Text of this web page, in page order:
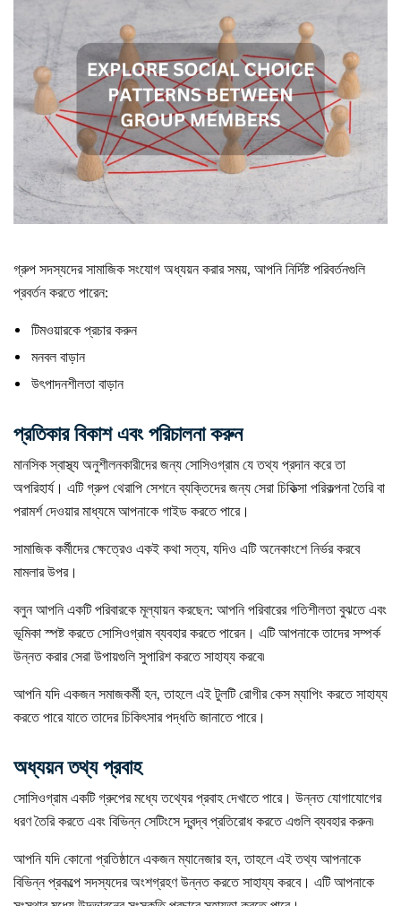
গ্রুপ সদস্যদের সামাজিক সংযোগ অধ্যয়ন করার সময়, আপনি নির্দিষ্ট পরিবর্তনগুলি
প্রবর্তন করতে পারেন:
টিমওয়ারকে প্রচার করুন
মনবল বাড়ান
উৎপাদনশীলতা বাড়ান
প্রতিকার বিকাশ এবং পরিচালনা করুন
মানসিক স্বাস্থ্য অনুশীলনকারীদের জন্য সোসিওগ্রাম যে তথ্য প্রদান করে তা
অপরিহার্য। এটি গ্রুপ থেরাপি সেশনে ব্যক্তিদের জন্য সেরা চিকিত্সা পরিকল্পনা তৈরি বা
পরামর্শ দেওয়ার মাধ্যমে আপনাকে গাইড করতে পারে।
সামাজিক কর্মীদের ক্ষেত্রেও একই কথা সত্য, যদিও এটি অনেকাংশে নির্ভর করবে
মামলার উপর।
বলুন আপনি একটি পরিবারকে মূল্যায়ন করছেন: আপনি পরিবারের গতিশীলতা বুঝতে এবং
ভূমিকা স্পষ্ট করতে সোসিওগ্রাম ব্যবহার করতে পারেন। এটি আপনাকে তাদের সম্পর্ক
উন্নত করার সেরা উপায়গুলি সুপারিশ করতে সাহায্য করবে৷
আপনি যদি একজন সমাজকর্মী হন, তাহলে এই টুলটি রোগীর কেস ম্যাপিং করতে সাহায্য
করতে পারে যাতে তাদের চিকিৎসার পদ্ধতি জানাতে পারে।
অধ্যয়ন তথ্য প্রবাহ
সোসিওগ্রাম একটি গ্রুপের মধ্যে তথ্যের প্রবাহ দেখাতে পারে। উন্নত যোগাযোগের
ধরণ তৈরি করতে এবং বিভিন্ন সেটিংসে দ্বন্দ্ব প্রতিরোধ করতে এগুলি ব্যবহার করুন৷
আপনি যদি কোনো প্রতিষ্ঠানে একজন ম্যানেজার হন, তাহলে এই তথ্য আপনাকে
বিভিন্ন প্রকল্পে সদস্যদের অংশগ্রহণ উন্নত করতে সাহায্য করবে। এটি আপনাকে